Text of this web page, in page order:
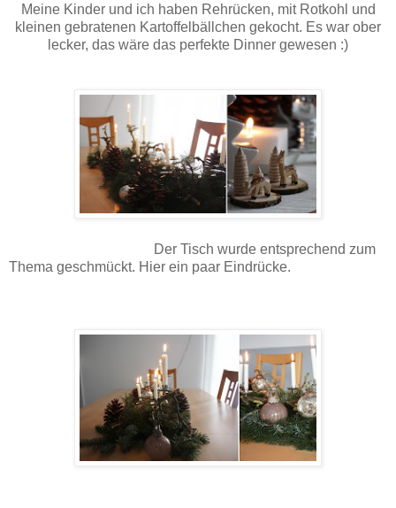
Meine Kinder und ich haben Rehrücken, mit Rotkohl und
kleinen gebratenen Kartoffelbällchen gekocht. Es war ober
lecker, das wäre das perfekte Dinner gewesen :)
Der Tisch wurde entsprechend zum
Thema geschmückt. Hier ein paar Eindrücke.